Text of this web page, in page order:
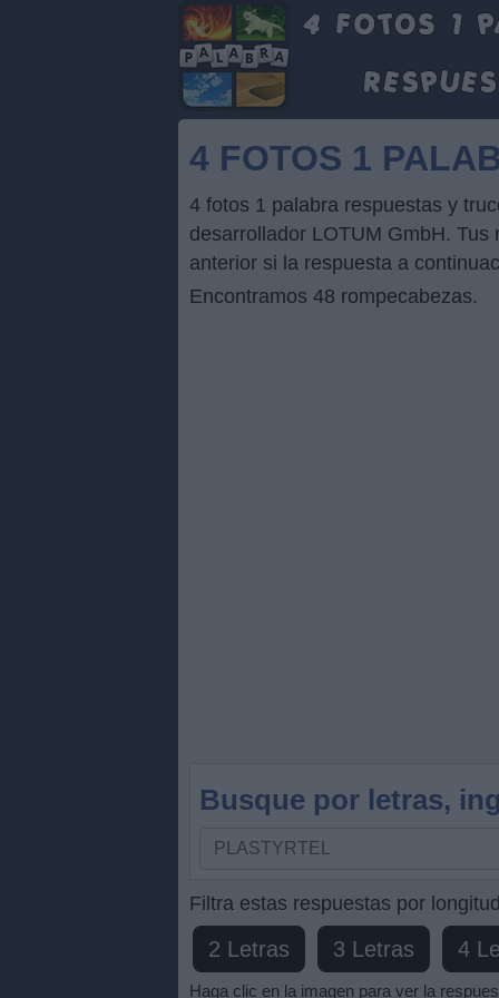
4 FOTOS 1
4 fotos 1 palabra respuestas y
desarrollador LOTUM GmbH.
anterior si la respuesta a
Encontramos 48 rompecabezas.
Busque por letras,
Busque
letras,
ingrese
todas
las
Filtra estas respuestas por
2 Letras 3 Letras 4
Haga clic en la imagen para ver la